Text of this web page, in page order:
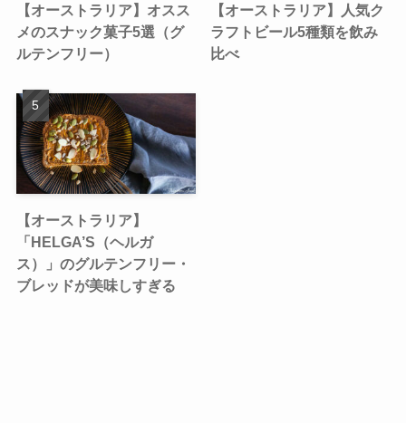
【オーストラリア】オスス
メのスナック菓子5選（グ
ルテンフリー）
【オーストラリア】人気ク
ラフトビール5種類を飲み
比べ
【オーストラリア】
「HELGA’S（ヘルガ
ス）」のグルテンフリー・
ブレッドが美味しすぎる